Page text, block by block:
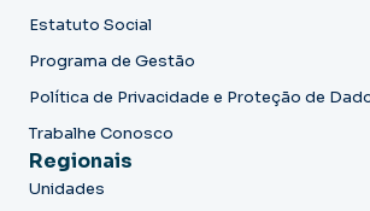
Estatuto Social
Programa de Gestão
Política de Privacidade e Proteção de
Trabalhe Conosco
Regionais
Unidades